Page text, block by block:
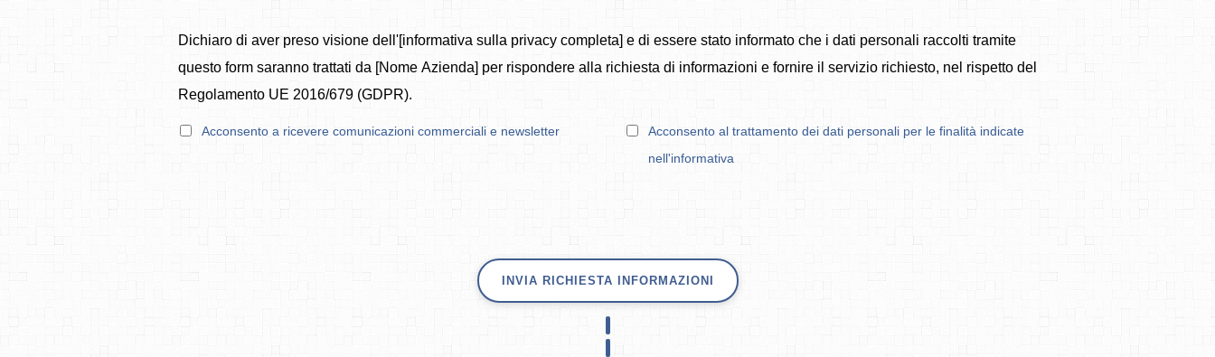
Dichiaro di aver preso visione dell'[informativa sulla privacy completa] e di essere stato informato che i dati personali raccolti tramite
questo form saranno trattati da [Nome Azienda] per rispondere alla richiesta di informazioni e fornire il servizio richiesto, nel rispetto del
Regolamento UE 2016/679 (GDPR).
Acconsento al trattamento dei dati personali per le finalità indicate
nell'informativa
Acconsento a ricevere comunicazioni commerciali e newsletter